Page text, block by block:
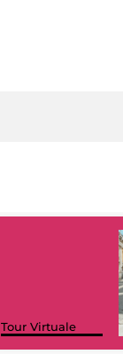
Tour Virtuale